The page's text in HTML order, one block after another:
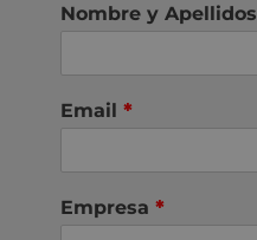
Nombre y Apellidos
Email *
Empresa *